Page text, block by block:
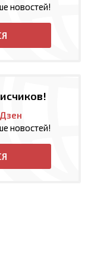
новостей!
новостей!